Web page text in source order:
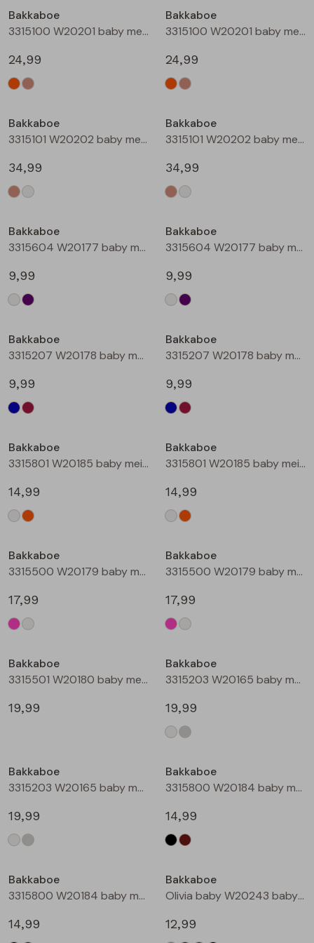
Blouses lange mouw
Sweatshirts
Gilet spencers
Jackjes
Blazers
Bermuda's
Bermuda's
Lange broek
Jackjes
Jassen
Leggings
Rokken
Lange broeken
Lange broeken
Leggings
T-shirts lange mouw
Tops
Vesten
Bakkaboe
3315100 W20201 baby meisjes buiten jack Perzik
24,99
Bakkaboe
3315100 W20201 baby meisjes buiten jack Zand
24,99
Bakkaboe
3315101 W20202 baby meisjes buiten jack Taupe
34,99
Bakkaboe
3315101 W20202 baby meisjes buiten jack Champagne
34,99
Bakkaboe
3315604 W20177 baby meisjes T-shirt lm Cream
9,99
Bakkaboe
3315604 W20177 baby meisjes T-shirt lm Lila
9,99
Bakkaboe
3315207 W20178 baby meisjes lange broek Marine
9,99
Bakkaboe
3315207 W20178 baby meisjes lange broek Wijnrood
9,99
Bakkaboe
3315801 W20185 baby meisjes rok kort Champagne
14,99
Bakkaboe
3315801 W20185 baby meisjes rok kort Perzik
14,99
Bakkaboe
3315500 W20179 baby meisjes gilet/hesje Cerise
17,99
Bakkaboe
3315500 W20179 baby meisjes gilet/hesje Cream
17,99
Bakkaboe
3315501 W20180 baby meisjes gilet/hesje Taupe
19,99
Bakkaboe
3315203 W20165 baby meisjes lange broek Cream
19,99
Bakkaboe
3315203 W20165 baby meisjes lange broek Grijs midden
19,99
Bakkaboe
3315800 W20184 baby meisjes rok kort Zwart
14,99
Bakkaboe
3315800 W20184 baby meisjes rok kort Bruin donker
14,99
Bakkaboe
Olivia baby W20243 baby meisjes T-shirt lm Kit
12,99